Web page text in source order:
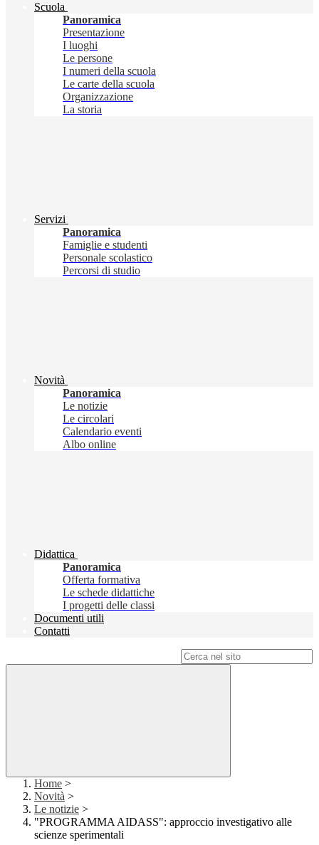
Scuola
Panoramica
Presentazione
I luoghi
Le persone
I numeri della scuola
Le carte della scuola
Organizzazione
La storia
Servizi
Panoramica
Famiglie e studenti
Personale scolastico
Percorsi di studio
Novità
Panoramica
Le notizie
Le circolari
Calendario eventi
Albo online
Didattica
Panoramica
Offerta formativa
Le schede didattiche
I progetti delle classi
Documenti utili
Contatti
Home >
Novità >
Le notizie >
"PROGRAMMA AIDASS": approccio investigativo alle
scienze sperimentali